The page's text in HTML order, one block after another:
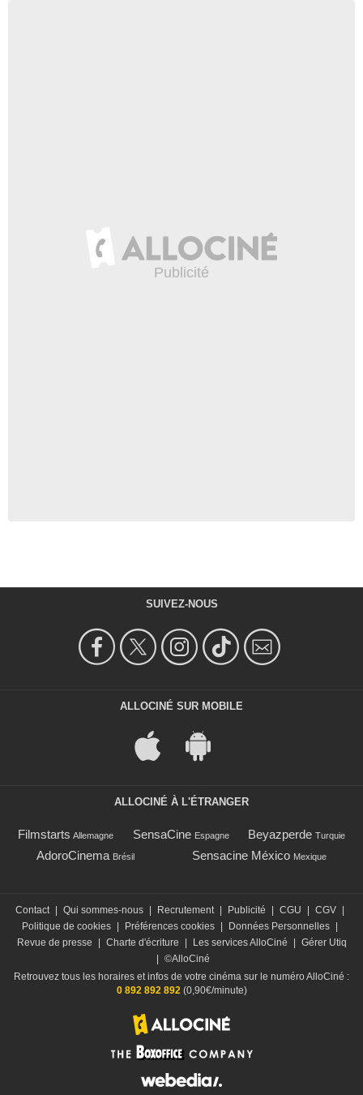
SUIVEZ-NOUS
ALLOCINÉ SUR MOBILE
ALLOCINÉ À L'ÉTRANGER
Filmstarts Allemagne SensaCine Espagne Beyazperde Turquie
AdoroCinema Brésil Sensacine México Mexique
Contact Qui sommes-nous Recrutement Publicité CGU CGV
Politique de cookies
Préférences cookies Données Personnelles
Revue de presse
Charte d'écriture Les services AlloCiné
Gérer Utiq
©AlloCiné
Retrouvez tous les horaires et infos de votre cinéma sur le numéro AlloCiné :
0 892 892 892(0,90€/minute)